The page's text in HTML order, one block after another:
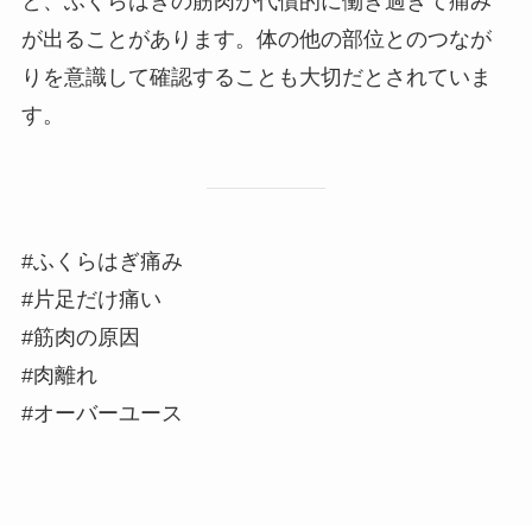
が出ることがあります。体の他の部位とのつなが
りを意識して確認することも大切だとされていま
す。
#ふくらはぎ痛み
#片足だけ痛い
#筋肉の原因
#肉離れ
#オーバーユース